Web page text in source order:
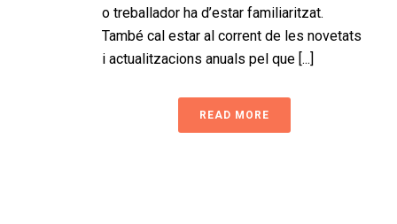
o treballador ha d’estar familiaritzat.
També cal estar al corrent de les novetats
i actualitzacions anuals pel que [...]
READ MORE